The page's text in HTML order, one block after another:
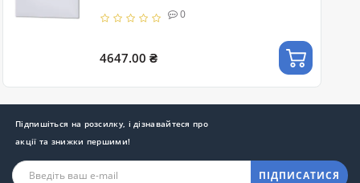
0
4647.00 ₴
Підпишіться на розсилку, і дізнавайтеся про
акції та знижки першими!
ПІДПИСАТИСЯ